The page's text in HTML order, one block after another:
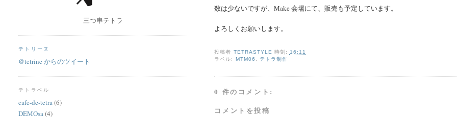
数は少ないですが、Make 会場にて、販売も予定しています。
よろしくお願いします。
投稿者 TETRASTYLE 時刻:
16:11
ラベル: MTM06 テトラ制作
0 件のコメント:
コメントを投稿
三つ串テトラ
テトリーヌ
@tetrine からのツイート
テトラベル
cafe-de-tetra(6)
DEMOsa(4)